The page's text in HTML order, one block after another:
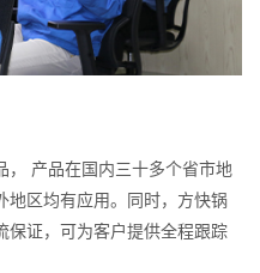
， 产品在国内三十多个省市地
地区均有应用。同时，方快锅
保证，可为客户提供全程跟踪